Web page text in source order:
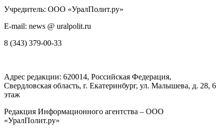
Учредитель: ООО «УралПолит.ру»
E-mail: news @ uralpolit.ru
8 (343) 379-00-33
Адрес редакции: 620014, Российская Федерация,
Свердловская область, г. Екатеринбург, ул. Малышева, д. 28, 6
этаж
Редакция Информационного агентства – ООО
«УралПолит.ру»